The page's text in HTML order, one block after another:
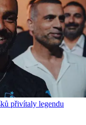
přivítaly legendu